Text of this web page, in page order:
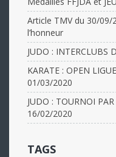
Article TMV du 30/09/
l’honneur
JUDO : INTERCLUBS
KARATE : OPEN
01/03/2020
JUDO : TOURNOI
16/02/2020
TAGS